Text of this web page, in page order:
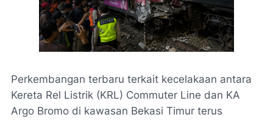
Perkembangan terbaru terkait kecelakaan antara
Kereta Rel Listrik (KRL) Commuter Line dan KA
Argo Bromo di kawasan Bekasi Timur terus